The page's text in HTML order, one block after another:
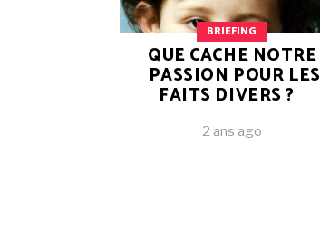
BRIEFING
QUE CACHE NOTRE
PASSION POUR LES
FAITS DIVERS ?
2 ans ago